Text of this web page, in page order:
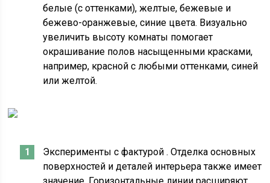
белые (с оттенками), желтые, бежевые и
бежево-оранжевые, синие цвета. Визуально
увеличить высоту комнаты помогает
окрашивание полов насыщенными красками,
например, красной с любыми оттенками, синей
или желтой.
Эксперименты с фактурой . Отделка основных
поверхностей и деталей интерьера также имеет